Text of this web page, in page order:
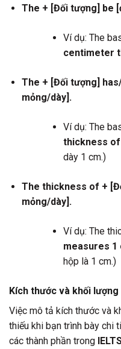
The + [Đối tượng] be
Ví dụ: The
centimeter
The + [Đối tượng]
mỏng/dày].
Ví dụ: The
thickness
dày 1 cm.)
The thickness of +
mỏng/dày].
Ví dụ: The
measures
hộp là 1 cm.)
Kích thước và khối lượng
Việc mô tả kích thước và
thiếu khi bạn trình bày chi
các thành phần trong